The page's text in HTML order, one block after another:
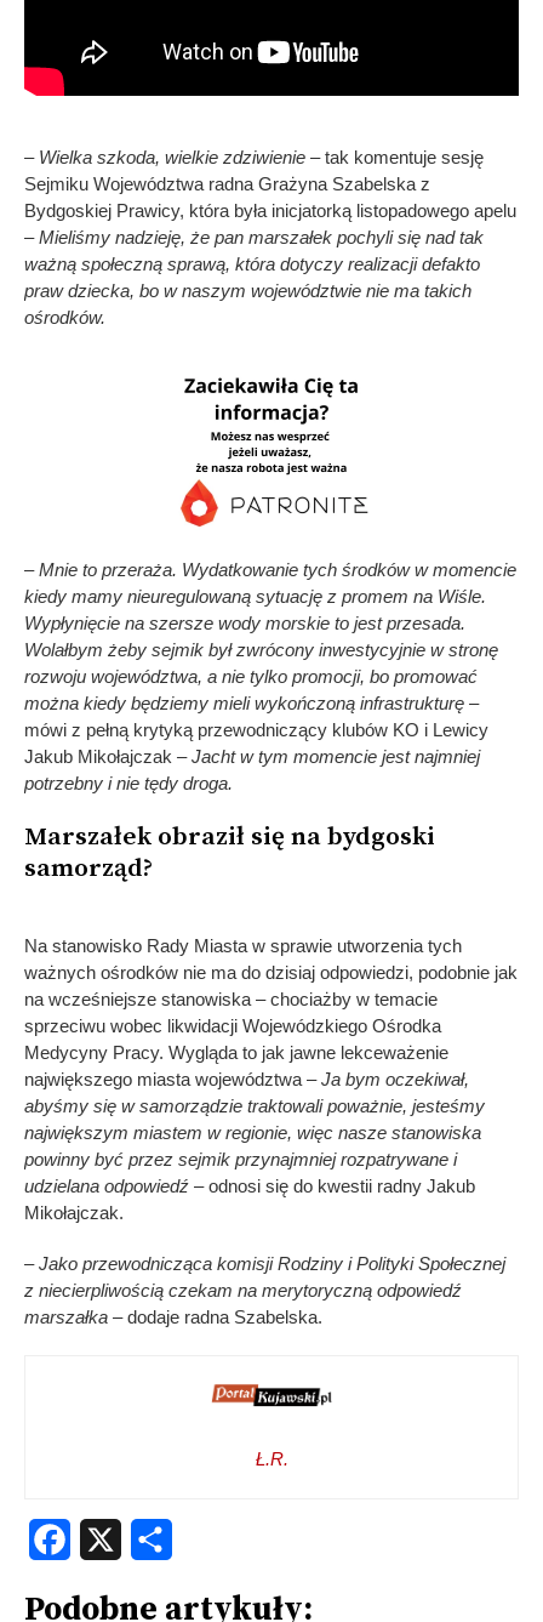
– Wielka szkoda, wielkie zdziwienie –tak komentuje sesję
Sejmiku Województwa radna Grażyna Szabelska z
Bydgoskiej Prawicy, która była inicjatorką listopadowego apelu
–Mieliśmy nadzieję, że pan marszałek pochyli się nad tak
ważną społeczną sprawą, która dotyczy realizacji defakto
praw dziecka, bo w naszym województwie nie ma takich
ośrodków.
– Mnie to przeraża. Wydatkowanie tych środków w momencie
kiedy mamy nieuregulowaną sytuację z promem na Wiśle.
Wypłynięcie na szersze wody morskie to jest przesada.
Wolałbym żeby sejmik był zwrócony inwestycyjnie w stronę
rozwoju województwa, a nie tylko promocji, bo promować
można kiedy będziemy mieli wykończoną infrastrukturę –
mówi z pełną krytyką przewodniczący klubów KO i Lewicy
Jakub Mikołajczak – Jacht w tym momencie jest najmniej
potrzebny i nie tędy droga.
Marszałek obraził się na bydgoski
samorząd?
Na stanowisko Rady Miasta w sprawie utworzenia tych
ważnych ośrodków nie ma do dzisiaj odpowiedzi, podobnie jak
na wcześniejsze stanowiska – chociażby w temacie
sprzeciwu wobec likwidacji Wojewódzkiego Ośrodka
Medycyny Pracy. Wygląda to jak jawne lekceważenie
największego miasta województwa –Ja bym oczekiwał,
abyśmy się w samorządzie traktowali poważnie, jesteśmy
największym miastem w regionie, więc nasze stanowiska
powinny być przez sejmik przynajmniej rozpatrywane i
udzielana odpowiedź – odnosi się do kwestii radny Jakub
Mikołajczak.
– Jako przewodnicząca komisji Rodziny i Polityki Społecznej
z niecierpliwością czekam na merytoryczną odpowiedź
marszałka – dodaje radna Szabelska.
Ł.R.
Facebook
Podobne artykuły: